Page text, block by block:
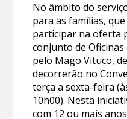
No âmbito do
para as famílias,
participar na oferta
conjunto de
pelo Mago Vituco,
decorrerão no
terça a sexta-feira
10h00). Nesta
com 12 ou mais